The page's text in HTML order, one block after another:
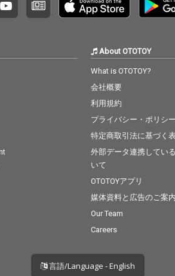
About OTOTOY
What is OTOTOY?
会社概要
利用規約
プライバシー・ポリシー
特定商取引法に基づく
外部データ連携してい
いて
OTOTOYアプリ
媒体資料と広告のご案内
Our Team
Careers
言語/Language - English